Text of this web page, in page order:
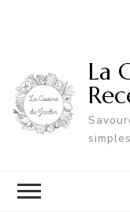
La